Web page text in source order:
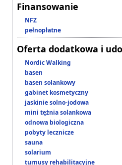
Finansowanie
NFZ
pełnopłatne
Oferta dodatkowa i
Nordic Walking
basen
basen solankowy
gabinet kosmetyczny
jaskinie solno-jodowa
mini tężnia solankowa
odnowa biologiczna
pobyty lecznicze
sauna
solarium
turnusy rehabilitacyjne